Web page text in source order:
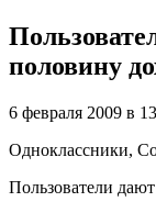
половину
6 февраля 2009 в
Одноклассники,
Пользователи